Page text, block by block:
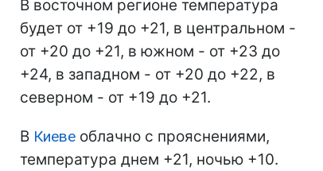
В восточном регионе температура
будет от +19 до +21, в центральном -
от +20 до +21, в южном - от +23 до
+24, в западном - от +20 до +22, в
северном - от +19 до +21.
В Киеве облачно с прояснениями,
температура днем +21, ночью +10.